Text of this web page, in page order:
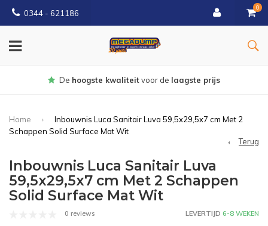
0344 - 621186
0
Gratisbezorgd vanaf € 150
Home
Inbouwnis Luca Sanitair Luva 59,5x29,5x7 cm Met 2
Schappen Solid Surface Mat Wit
Terug
Inbouwnis Luca Sanitair Luva
59,5x29,5x7 cm Met 2 Schappen
Solid Surface Mat Wit
0 reviews LEVERTIJD 6-8 WEKEN